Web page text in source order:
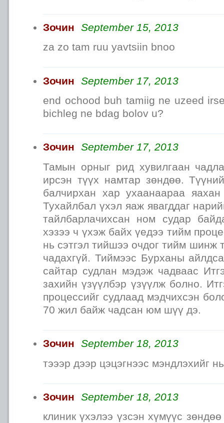
Зочин
September 15, 2013
za zo tam ruu yavtsiin bnoo
Зочин
September 17, 2013
end ochood buh tamiig ne uzeed
bichleg ne bdag bolov u?
Зочин
September 17, 2013
Тамын орныг рид хувилгаан
ирсэн түүх намтар зөндөө.
балчирхан хар ухаанаараа
Тухайлбал үхэл яаж явагддаг
тайлбарлачихсан ном судар
хэзээ ч үхэж байх үедээ тийм
нь сэтгэл тийшээ очдог тийм шинж
чадахгүй. Тиймээс Бурханы
сайтар судлан мэдэж чадваас
захийн үзүүлбэр үзүүлж болно.
процессийг судлаад мэдчихсэн
70 жил байж чадсан юм шүү дэ.
Зочин
September 18, 2013
тэээр дээр цэцэгнээс мэндлэхийг
Зочин
September 18, 2013
клиник үхэлээ үзсэн хүмүүс